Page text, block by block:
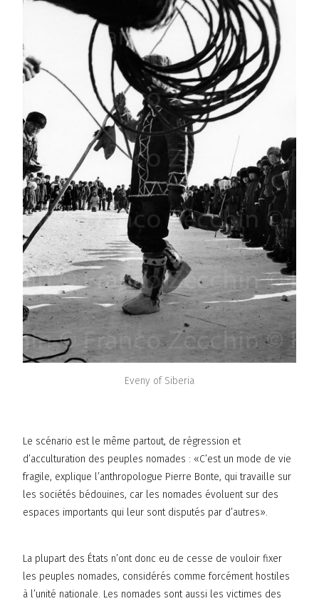
Eveny of Siberia
Le scénario est le même partout, de régression et
d’acculturation des peuples nomades : «C’est un mode de vie
fragile, explique l’anthropologue Pierre Bonte, qui travaille sur
les sociétés bédouines, car les nomades évoluent sur des
espaces importants qui leur sont disputés par d’autres».
La plupart des États n’ont donc eu de cesse de vouloir fixer
les peuples nomades, considérés comme forcément hostiles
à l’unité nationale. Les nomades sont aussi les victimes des